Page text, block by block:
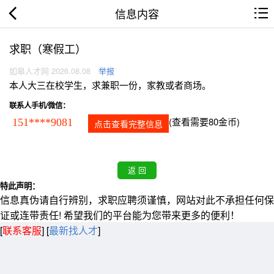
信息内容
求职（寒假工）
如皋人才网 2026.08.08 举报
本人大三在校学生，求兼职一份，家教或者商场。
联系人手机/微信：
151****9081 点击查看完整信息 (查看需要80金币)
特此声明：
信息真伪请自行辨别，求职应聘须谨慎，网站对此不承担任何保
证或连带责任! 希望我们的平台能为您带来更多的便利！
[联系客服] [最新找人才]